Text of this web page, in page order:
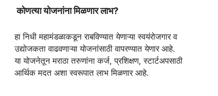
कोणत्या योजनांना मिळणार लाभ?
हा निधी महामंडळाकडून राबविण्यात येणाऱ्या स्वयंरोजगार व
उद्योजकता वाढवणाऱ्या योजनांसाठी वापरण्यात येणार आहे.
या योजनेतून मराठा तरुणांना कर्ज, प्रशिक्षण, स्टार्टअपसाठी
आर्थिक मदत अशा स्वरूपात लाभ मिळणार आहे.